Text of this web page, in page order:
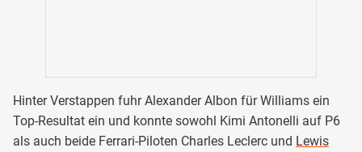
Hinter Verstappen fuhr Alexander Albon für Williams ein
Top-Resultat ein und konnte sowohl Kimi Antonelli auf P6
als auch beide Ferrari-Piloten Charles Leclerc und Lewis